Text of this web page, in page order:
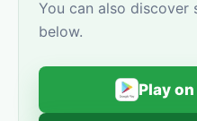
You can also discover
below.
Play